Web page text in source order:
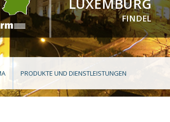
FINDEL
PRODUKTE UND DIENSTLEISTUNGEN